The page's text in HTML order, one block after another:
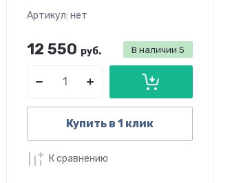
Артикул: нет
В наличии 5
12 550 руб.
Купить в 1 клик
К сравнению